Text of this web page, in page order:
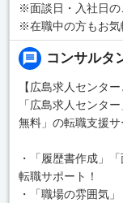
※面談日・入社日の
※在職中の方もお気
コンサルタ
【広島求人センター
「広島求人センタ
無料」の転職支援サ
・「履歴書作成」
転職サポート！
・「職場の雰囲気